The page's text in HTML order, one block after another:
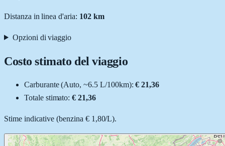
Distanza in linea d'aria: 102km
Opzioni di viaggio
Costo stimato del viaggio
Carburante (Auto, ~6.5 L/100km): € 21,36
Totale stimato:€ 21,36
Stime indicative (benzina € 1,80/L).